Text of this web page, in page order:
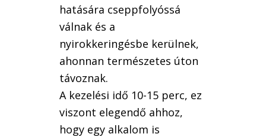
hatására cseppfolyóssá
válnak és a
nyirokkeringésbe kerülnek,
ahonnan természetes úton
távoznak.
A kezelési idő 10-15 perc, ez
viszont elegendő ahhoz,
hogy egy alkalom is